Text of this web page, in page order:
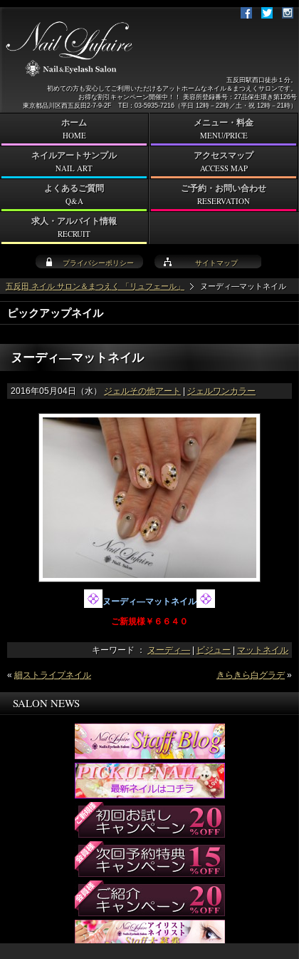
五反田 ネイル サロン＆まつえく 「リュフェール」 ヌーディ―マットネイル
ピックアップネイル
ヌーディ―マットネイル
2016年05月04日（水） ジェルその他アート | ジェルワンカラー
ヌーディ―マットネイル
ご新規様￥６６４０
キーワード ： ヌーディ―| ビジュー | マットネイル
« 細ストライプネイル きらきら白グラデ»
SALON NEWS
プライバシーポリシー サイトマップ
五反田駅西口徒歩１分。
初めての方も安心してご利用いただけるアットホームなネイル＆まつえくサロンです。
お得な割引キャンペーン開催中！！ 美容所登録番号：27品保生環き第126号
東京都品川区西五反田2-7-9-2F TEl：03-5935-7216（平日 12時－22時／土・祝 12時－21時）
ホーム
HOME
メニュー・料金
MENU/PRICE
ネイルアートサンプル
NAIL ART
アクセスマップ
ACCESS MAP
よくあるご質問
Q&A
ご予約・お問い合わせ
RESERVATION
求人・アルバイト情報
RECRUIT